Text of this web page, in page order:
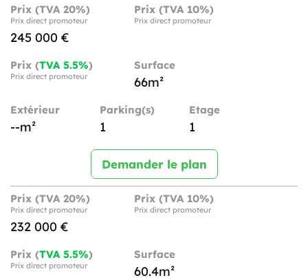
Prix (TVA 20%)
Prix direct promoteur
245 000 €
Prix (TVA 10%)
Prix direct promoteur
Prix (TVA 5.5%)
Prix direct promoteur
Surface
66m²
Extérieur
--m²
Parking(s)
1
Etage
1
Demander le plan
Prix (TVA 20%)
Prix direct promoteur
232 000 €
Prix (TVA 10%)
Prix direct promoteur
Prix (TVA 5.5%)
Prix direct promoteur
Surface
60.4m²